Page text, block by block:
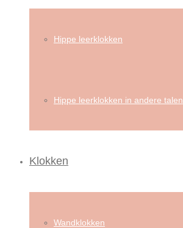
Hippe leerklokken
Hippe leerklokken in andere talen
Klokken
Wandklokken